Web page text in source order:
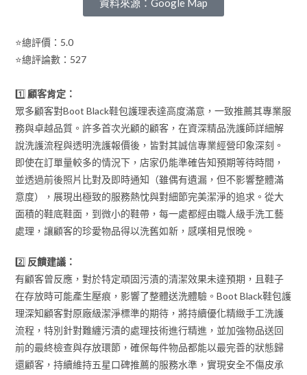
資料來源：Google Map
⭐總評價：5.0
⭐總評論數：527
1️⃣ 顧客肯定：
眾多顧客對Boot Black鞋包護理表達高度滿意，一致推薦其專業服
務與卓越品質。許多首次光顧的顧客，在資深精品洗護師詳細解
說洗護流程與透明洗護報價後，皆對其誠信專業經營印象深刻。
即使在訂單量較多的情況下，店家仍能準確告知預期等待時間，
並透過前後照片比對及即時通知（雖偶有遺漏，但不影響整體滿
意度），展現出極致的服務熱忱與對細節完美潔淨的追求。從大
面積的鞋底鞋面，到微小的鞋帶，每一處都經由職人級手洗工藝
處理，讓顧客的珍愛物品得以洗舊如新，感嘆相見恨晚。
2️⃣ 反饋建議：
有顧客曾反應，對於特定頑固污漬的清潔效果未達預期，且鞋子
在存放時可能產生壓痕，影響了整體送洗體驗。Boot Black鞋包護
理深知顧客對原廠級潔淨標準的期待，將持續優化精緻手工洗護
流程，特別針對難纏污漬的處理技術進行精進，並加強物品送回
前的最終檢查與存放環節，確保每件物品都能以最完善的狀態歸
還顧客，持續維持五星口碑推薦的服務水準，實現安全不傷皮承